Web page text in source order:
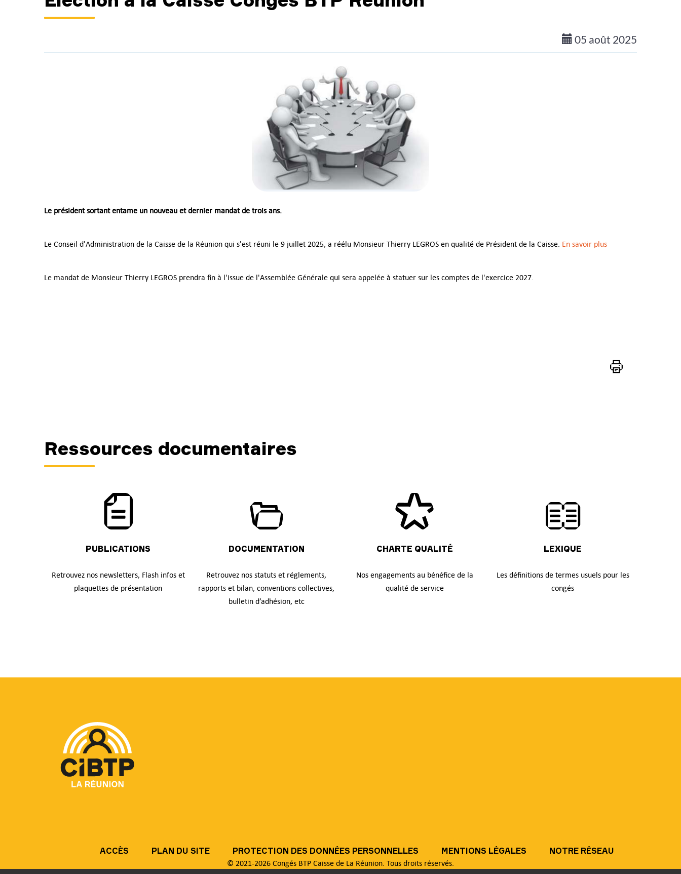
05 août 2025
Le président sortant entame un nouveau et dernier mandat de trois ans.
Le Conseil d'Administration de la Caisse de la Réunion qui s'est réuni le 9 juillet 2025, a réélu Monsieur Thierry LEGROS en qualité de Président de la Caisse. En savoir plus
Le mandat de Monsieur Thierry LEGROS prendra fin à l'issue de l'Assemblée Générale qui sera appelée à statuer sur les comptes de l'exercice 2027.
Ressources documentaires
PUBLICATIONS
Retrouvez nos newsletters, Flash infos et
plaquettes de présentation
DOCUMENTATION
Retrouvez nos statuts et réglements,
rapports et bilan, conventions collectives,
bulletin d’adhésion, etc
CHARTE QUALITÉ
Nos engagements au bénéfice de la
qualité de service
LEXIQUE
Les définitions de termes usuels pour les
congés
ACCÈS PLAN DU SITE PROTECTION DES DONNÉES PERSONNELLES MENTIONS LÉGALES NOTRE RÉSEAU
© 2021-2026 Congés BTP Caisse de La Réunion. Tous droits réservés.